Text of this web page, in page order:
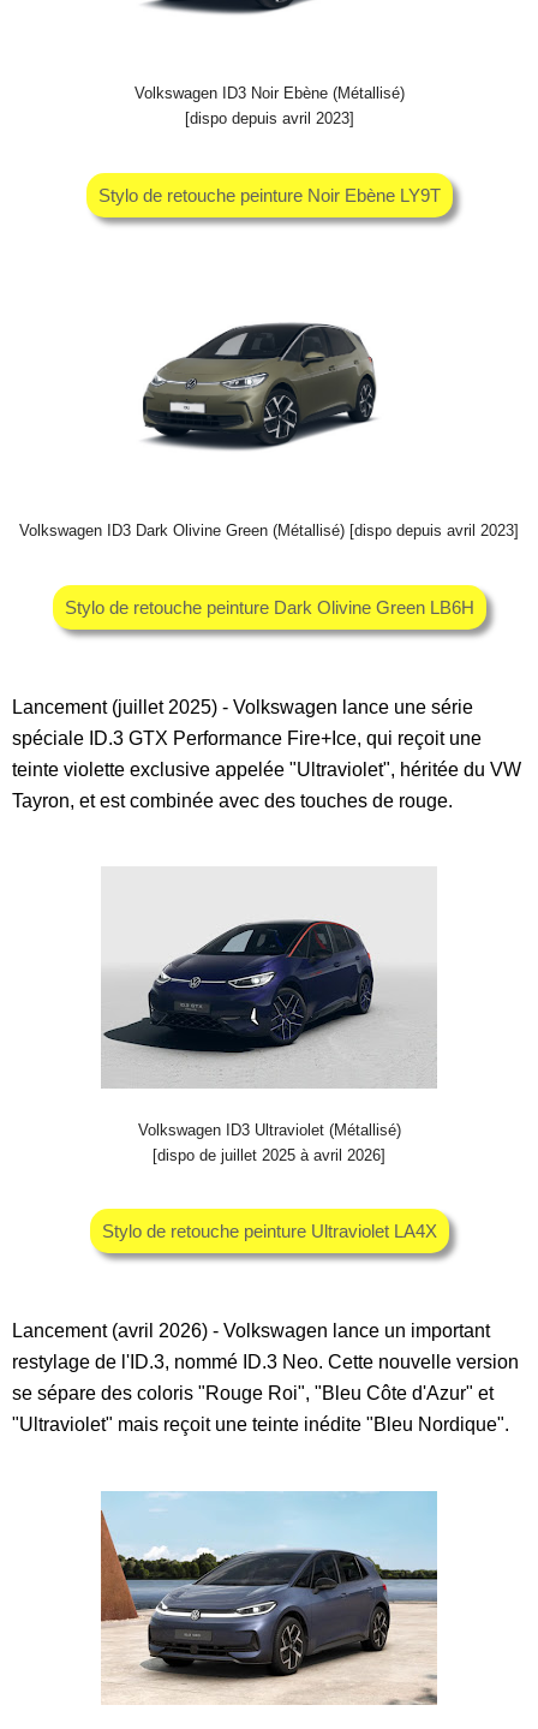
Volkswagen ID3 Noir Ebène (Métallisé)
[dispo depuis avril 2023]
Stylo de retouche peinture Noir Ebène LY9T
Volkswagen ID3 Dark Olivine Green (Métallisé) [dispo depuis avril 2023]
Stylo de retouche peinture Dark Olivine Green LB6H
Lancement (juillet 2025) - Volkswagen lance une série
spéciale ID.3 GTX Performance Fire+Ice, qui reçoit une
teinte violette exclusive appelée "Ultraviolet", héritée du VW
Tayron, et est combinée avec des touches de rouge.
Volkswagen ID3 Ultraviolet (Métallisé)
[dispo de juillet 2025 à avril 2026]
Stylo de retouche peinture Ultraviolet LA4X
Lancement (avril 2026) - Volkswagen lance un important
restylage de l'ID.3, nommé ID.3 Neo. Cette nouvelle version
se sépare des coloris "Rouge Roi", "Bleu Côte d'Azur" et
"Ultraviolet" mais reçoit une teinte inédite "Bleu Nordique".